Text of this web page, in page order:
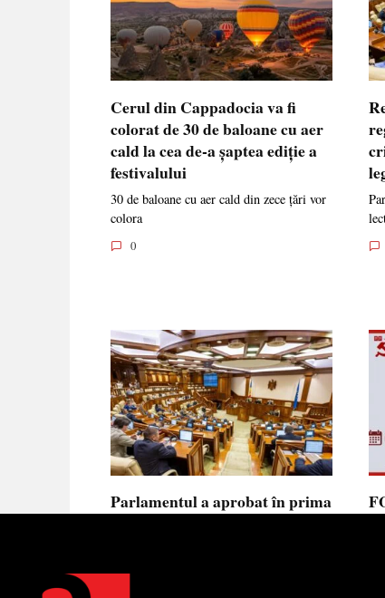
Cerul din Cappadocia va fi
colorat de 30 de baloane cu aer
cald la cea de-a șaptea ediție a
festivalului
30 de baloane cu aer cald din zece țări vor
colora
0
Parlamentul a aprobat în prima